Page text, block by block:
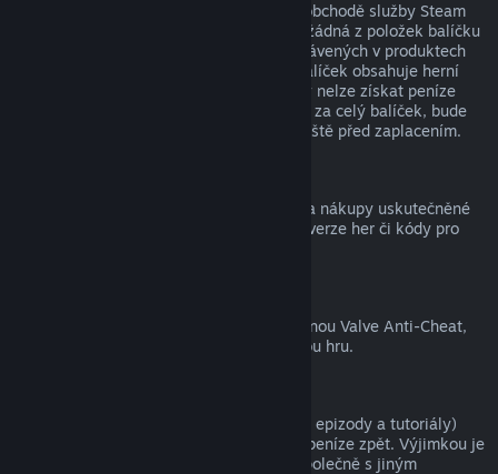
Peníze utracené za balíček zakoupený v obchodě služby Steam
lze získat zpět v plné výši, pokud nebyla žádná z položek balíčku
převedena na jiný účet a součet hodin strávených v produktech
balíčku nepřesahuje dvě hodiny. Pokud balíček obsahuje herní
položku nebo stáhnutelný obsah, za který nelze získat peníze
zpět, a tím pádem nelze získat peníze ani za celý balíček, bude
zákazník na tuto skutečnost upozorněn ještě před zaplacením.
Společnost Valve nemůže vracet peníze za nákupy uskutečněné
mimo službu Steam (například krabicové verze her či kódy pro
Pokud je uživatel ve hře zabanován ochranou Valve Anti-Cheat,
přichází o právo na vrácení peněz za danou hru.
Za videa (tedy filmy, krátké filmy, seriály, epizody a tutoriály)
zakoupená ve službě Steam nelze získat peníze zpět. Výjimkou je
případ, kdy bylo video součástí balíčku společně s jiným